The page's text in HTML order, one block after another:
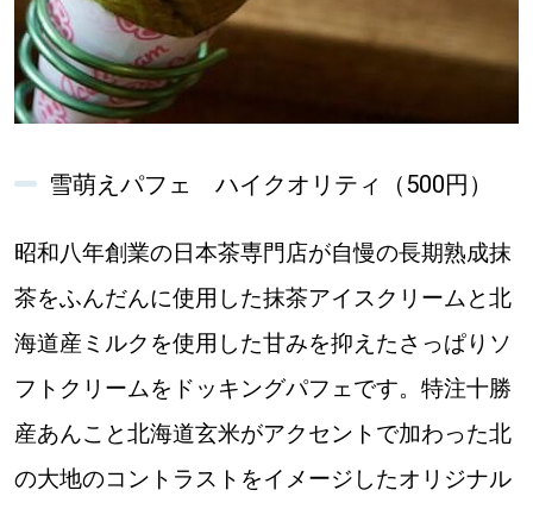
雪萌えパフェ ハイクオリティ（500円）
昭和八年創業の日本茶専門店が自慢の長期熟成抹
茶をふんだんに使用した抹茶アイスクリームと北
海道産ミルクを使用した甘みを抑えたさっぱりソ
フトクリームをドッキングパフェです。特注十勝
産あんこと北海道玄米がアクセントで加わった北
の大地のコントラストをイメージしたオリジナル